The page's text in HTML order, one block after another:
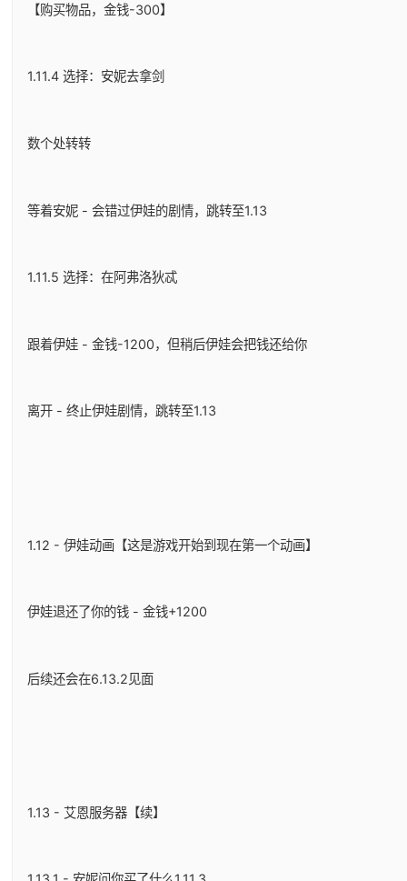
【购买物品，金钱-300】
1.11.4 选择：安妮去拿剑
数个处转转
等着安妮 - 会错过伊娃的剧情，跳转至1.13
1.11.5 选择：在阿弗洛狄忒
跟着伊娃 - 金钱-1200，但稍后伊娃会把钱还给你
离开 - 终止伊娃剧情，跳转至1.13
1.12 - 伊娃动画【这是游戏开始到现在第一个动画】
伊娃退还了你的钱 - 金钱+1200
后续还会在6.13.2见面
1.13 - 艾恩服务器【续】